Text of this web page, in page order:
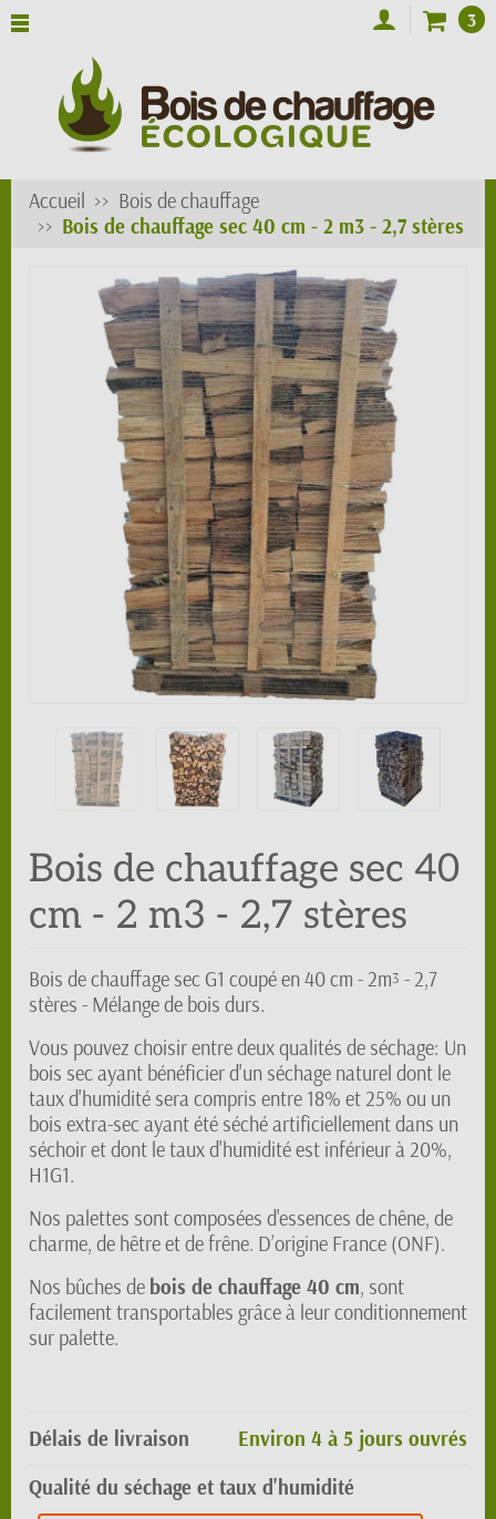
3
Accueil
Bois de chauffage
Bois de chauffage sec 40 cm - 2 m3 - 2,7 stères
Bois de chauffage sec 40
cm - 2 m3 - 2,7 stères
Bois de chauffage sec G1 coupé en 40 cm - 2m3 - 2,7
stères - Mélange de bois durs.
Vous pouvez choisir entre deux qualités de séchage: Un
bois sec ayant bénéficier d'un séchage naturel dont le
taux d'humidité sera compris entre 18% et 25% ou un
bois extra-sec ayant été séché artificiellement dans un
séchoir et dont le taux d'humidité est inférieur à 20%,
H1G1.
Nos palettes sont composées d'essences de chêne, de
charme, de hêtre et de frêne. D’origine France (ONF).
Nos bûches de bois de chauffage 40 cm, sont
facilement transportables grâce à leur conditionnement
sur palette.
Délais de livraison
Environ 4 à 5 jours ouvrés
Qualité du séchage et taux d'humidité